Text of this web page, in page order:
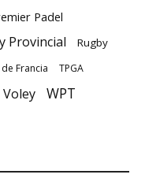
Padel
Provincial Rugby
Francia TPGA
Voley WPT